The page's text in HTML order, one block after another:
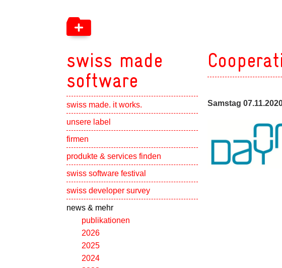
swiss made
software
swiss made. it works.
unsere label
firmen
produkte & services finden Show subpages
swiss software festival
swiss developer survey
news & mehr
publikationen
2026
2025
2024
Samstag